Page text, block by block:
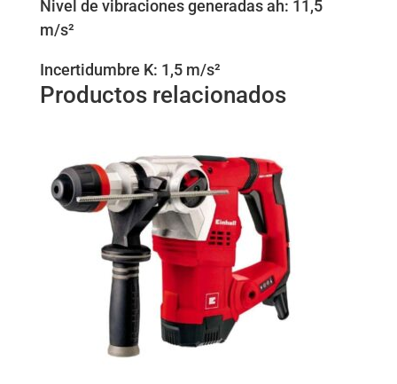
Nivel de vibraciones generadas ah: 11,5
m/s²
Incertidumbre K: 1,5 m/s²
Productos relacionados